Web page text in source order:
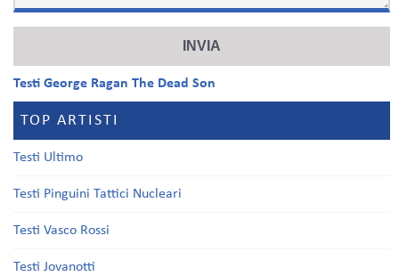
Testi George Ragan The Dead Son
TOP ARTISTI
Testi Ultimo
Testi Pinguini Tattici Nucleari
Testi Vasco Rossi
Testi Jovanotti